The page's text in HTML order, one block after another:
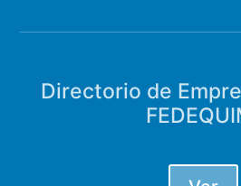
Directorio de